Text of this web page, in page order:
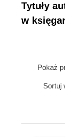
Tytuły
w
Pokaż
Sortuj